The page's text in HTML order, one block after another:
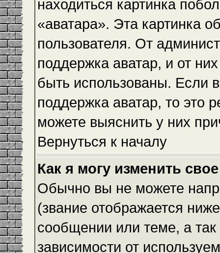
находиться картинка
«аватара». Эта картинка
пользователя. От
поддержка аватар, и от
быть использованы. Если
поддержка аватар, то это
можете выяснить у них
Вернуться к началу
Как я могу изменить
Обычно вы не можете
(звание отображается
сообщении или теме, а
зависимости от